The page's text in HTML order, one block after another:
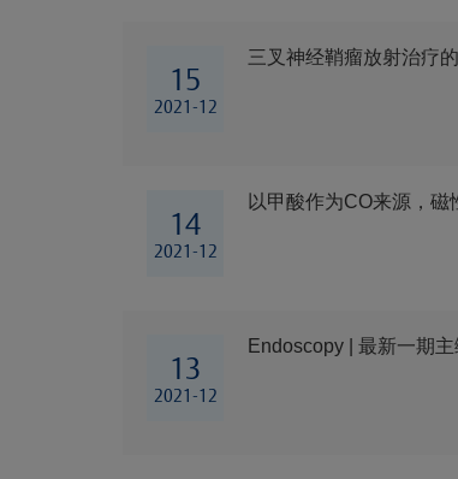
15
2021-12
三叉神经鞘瘤放射治疗
14
2021-12
以甲酸作为CO来源，
13
2021-12
Endoscopy | 最新一期